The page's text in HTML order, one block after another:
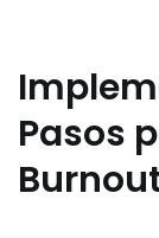
Pasos